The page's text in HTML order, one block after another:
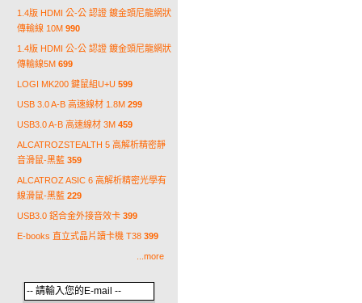
1.4版 HDMI 公-公 認證 鍍金頭尼龍網狀
傳輸線 10M 990
1.4版 HDMI 公-公 認證 鍍金頭尼龍網狀
傳輸線5M 699
LOGI MK200 鍵鼠組U+U 599
USB 3.0 A-B 高速線材 1.8M 299
USB3.0 A-B 高速線材 3M 459
ALCATROZSTEALTH 5 高解析精密靜
音滑鼠-黑藍 359
ALCATROZ ASIC 6 高解析精密光學有
線滑鼠-黑藍 229
USB3.0 鋁合金外接音效卡 399
E-books 直立式晶片讀卡機 T38 399
...more